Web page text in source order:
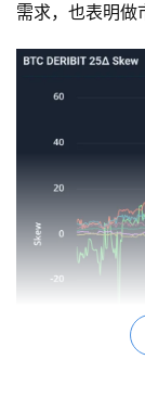
需求，也表明做